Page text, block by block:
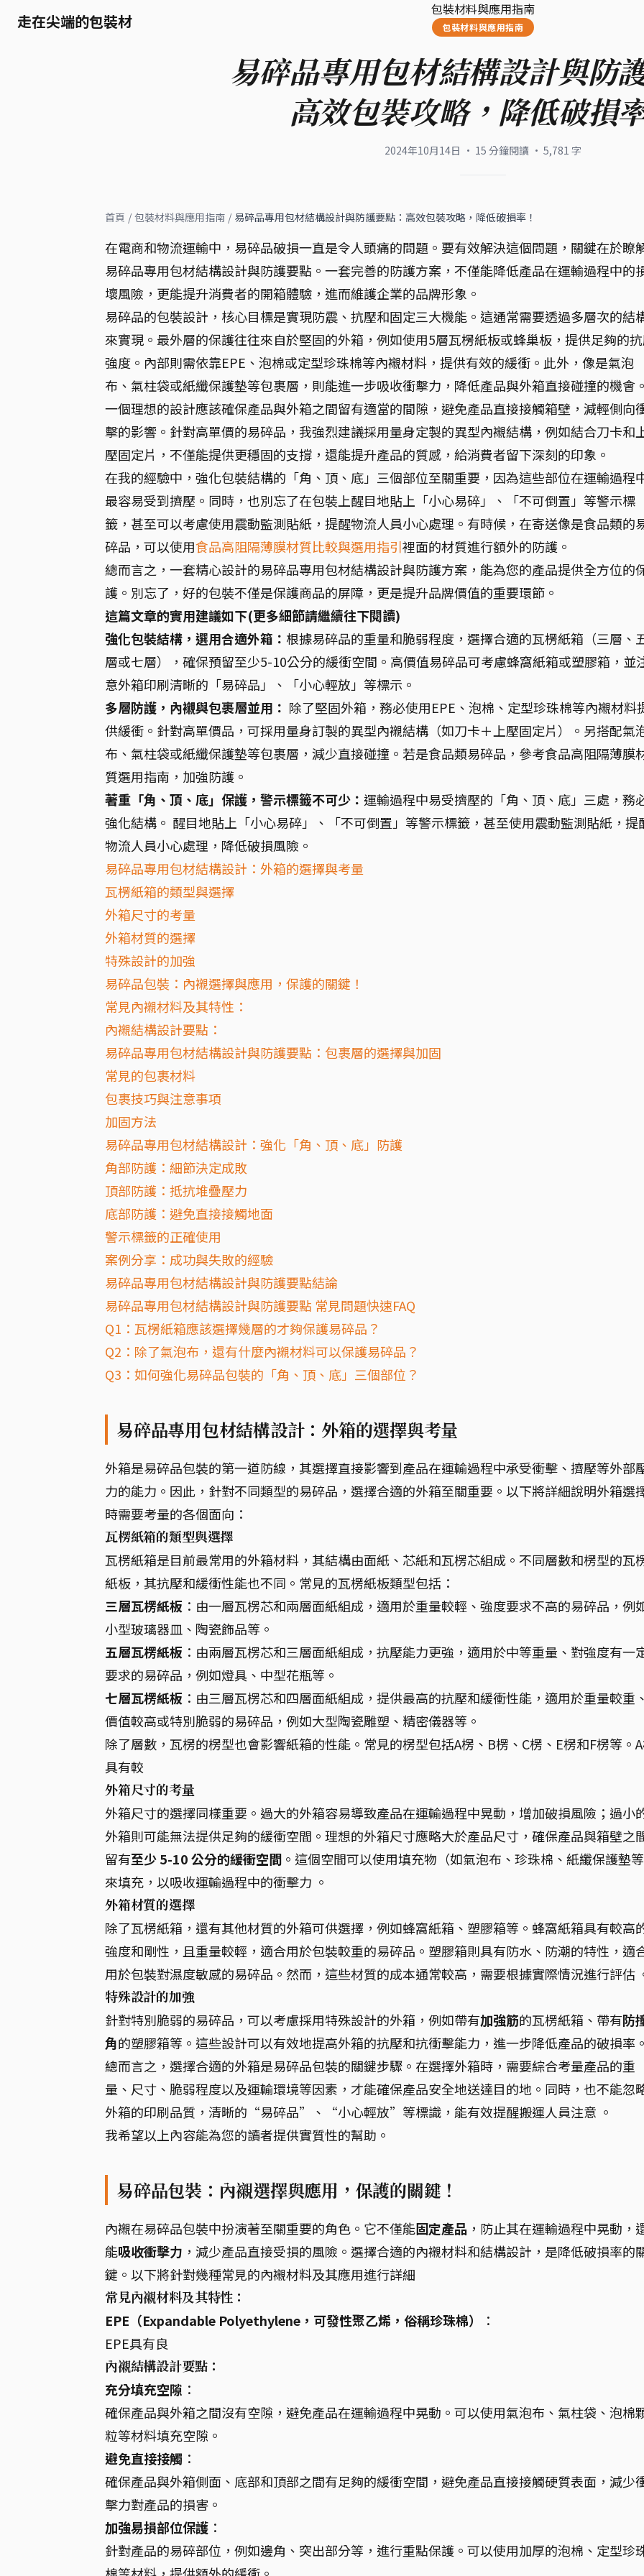
走在尖端的包裝材
包裝材料與應用指南
包裝材料與應用指南
易碎品專用包材結構設計與防
高效包裝攻略，降低破損
2024年10月14日 · 15 分鐘閱讀 · 5,781 字
首頁 / 包裝材料與應用指南 / 易碎品專用包材結構設計與防護要點：高效包裝攻略，降低破損率！
在電商和物流運輸中，易碎品破損一直是令人頭痛的問題。要有效解決這個問題，關鍵在於瞭
易碎品專用包材結構設計與防護要點。一套完善的防護方案，不僅能降低產品在運輸過程中的
壞風險，更能提升消費者的開箱體驗，進而維護企業的品牌形象。
易碎品的包裝設計，核心目標是實現防震、抗壓和固定三大機能。這通常需要透過多層次的結
來實現。最外層的保護往往來自於堅固的外箱，例如使用5層瓦楞紙板或蜂巢板，提供足夠的
強度。內部則需依靠EPE、泡棉或定型珍珠棉等內襯材料，提供有效的緩衝。此外，像是氣泡
布、氣柱袋或紙纖保護墊等包裹層，則能進一步吸收衝擊力，降低產品與外箱直接碰撞的機會。
一個理想的設計應該確保產品與外箱之間留有適當的間隙，避免產品直接接觸箱壁，減輕側向
擊的影響。針對高單價的易碎品，我強烈建議採用量身定製的異型內襯結構，例如結合刀卡和
壓固定片，不僅能提供更穩固的支撐，還能提升產品的質感，給消費者留下深刻的印象。
在我的經驗中，強化包裝結構的「角、頂、底」三個部位至關重要，因為這些部位在運輸過程
最容易受到擠壓。同時，也別忘了在包裝上醒目地貼上「小心易碎」、「不可倒置」等警示標
籤，甚至可以考慮使用震動監測貼紙，提醒物流人員小心處理。有時候，在寄送像是食品類的
碎品，可以使用食品高阻隔薄膜材質比較與選用指引裡面的材質進行額外的防護。
總而言之，一套精心設計的易碎品專用包材結構設計與防護方案，能為您的產品提供全方位的
護。別忘了，好的包裝不僅是保護商品的屏障，更是提升品牌價值的重要環節。
這篇文章的實用建議如下(更多細節請繼續往下閱讀)
強化包裝結構，選用合適外箱： 根據易碎品的重量和脆弱程度，選擇合適的瓦楞紙箱（三層、
層或七層），確保預留至少5-10公分的緩衝空間。高價值易碎品可考慮蜂窩紙箱或塑膠箱，並
意外箱印刷清晰的「易碎品」、「小心輕放」等標示。
多層防護，內襯與包裹層並用： 除了堅固外箱，務必使用EPE、泡棉、定型珍珠棉等內襯材料
供緩衝。針對高單價品，可採用量身訂製的異型內襯結構（如刀卡＋上壓固定片）。另搭配氣
布、氣柱袋或紙纖保護墊等包裹層，減少直接碰撞。若是食品類易碎品，參考食品高阻隔薄膜
質選用指南，加強防護。
著重「角、頂、底」保護，警示標籤不可少： 運輸過程中易受擠壓的「角、頂、底」三處，務
強化結構。 醒目地貼上「小心易碎」、「不可倒置」等警示標籤，甚至使用震動監測貼紙，提
物流人員小心處理，降低破損風險。
易碎品專用包材結構設計：外箱的選擇與考量
瓦楞紙箱的類型與選擇
外箱尺寸的考量
外箱材質的選擇
特殊設計的加強
易碎品包裝：內襯選擇與應用，保護的關鍵！
常見內襯材料及其特性：
內襯結構設計要點：
易碎品專用包材結構設計與防護要點：包裹層的選擇與加固
常見的包裹材料
包裹技巧與注意事項
加固方法
易碎品專用包材結構設計：強化「角、頂、底」防護
角部防護：細節決定成敗
頂部防護：抵抗堆疊壓力
底部防護：避免直接接觸地面
警示標籤的正確使用
案例分享：成功與失敗的經驗
易碎品專用包材結構設計與防護要點結論
易碎品專用包材結構設計與防護要點 常見問題快速FAQ
Q1：瓦楞紙箱應該選擇幾層的才夠保護易碎品？
Q2：除了氣泡布，還有什麼內襯材料可以保護易碎品？
Q3：如何強化易碎品包裝的「角、頂、底」三個部位？
易碎品專用包材結構設計：外箱的選擇與考量
外箱是易碎品包裝的第一道防線，其選擇直接影響到產品在運輸過程中承受衝擊、擠壓等外部
力的能力。因此，針對不同類型的易碎品，選擇合適的外箱至關重要。以下將詳細說明外箱選
時需要考量的各個面向：
瓦楞紙箱的類型與選擇
瓦楞紙箱是目前最常用的外箱材料，其結構由面紙、芯紙和瓦楞芯組成。不同層數和楞型的瓦
紙板，其抗壓和緩衝性能也不同。常見的瓦楞紙板類型包括：
三層瓦楞紙板 ：由一層瓦楞芯和兩層面紙組成，適用於重量較輕、強度要求不高的易碎品，例
小型玻璃器皿、陶瓷飾品等。
五層瓦楞紙板 ：由兩層瓦楞芯和三層面紙組成，抗壓能力更強，適用於中等重量、對強度有一
要求的易碎品，例如燈具、中型花瓶等。
七層瓦楞紙板 ：由三層瓦楞芯和四層面紙組成，提供最高的抗壓和緩衝性能，適用於重量較重、
價值較高或特別脆弱的易碎品，例如大型陶瓷雕塑、精密儀器等。
除了層數，瓦楞的楞型也會影響紙箱的性能。常見的楞型包括A楞、B楞、C楞、E楞和F楞等。
具有較
外箱尺寸的考量
外箱尺寸的選擇同樣重要。過大的外箱容易導致產品在運輸過程中晃動，增加破損風險；過小
外箱則可能無法提供足夠的緩衝空間。理想的外箱尺寸應略大於產品尺寸，確保產品與箱壁之
留有至少 5-10 公分的緩衝空間 。這個空間可以使用填充物（如氣泡布、珍珠棉、紙纖保護墊等
來填充，以吸收運輸過程中的衝擊力 。
外箱材質的選擇
除了瓦楞紙箱，還有其他材質的外箱可供選擇，例如蜂窩紙箱、塑膠箱等。蜂窩紙箱具有較高
強度和剛性，且重量較輕，適合用於包裝較重的易碎品。塑膠箱則具有防水、防潮的特性，適
用於包裝對濕度敏感的易碎品。然而，這些材質的成本通常較高，需要根據實際情況進行評估
特殊設計的加強
針對特別脆弱的易碎品，可以考慮採用特殊設計的外箱，例如帶有加強筋的瓦楞紙箱、帶有防
角的塑膠箱等。這些設計可以有效地提高外箱的抗壓和抗衝擊能力，進一步降低產品的破損率。
總而言之，選擇合適的外箱是易碎品包裝的關鍵步驟。在選擇外箱時，需要綜合考量產品的重
量、尺寸、脆弱程度以及運輸環境等因素，才能確保產品安全地送達目的地。同時，也不能忽
外箱的印刷品質，清晰的“易碎品”、“小心輕放”等標識，能有效提醒搬運人員注意 。
我希望以上內容能為您的讀者提供實質性的幫助。
易碎品包裝：內襯選擇與應用，保護的關鍵！
內襯在易碎品包裝中扮演著至關重要的角色。它不僅能固定產品 ，防止其在運輸過程中晃動，
能吸收衝擊力 ，減少產品直接受損的風險。選擇合適的內襯材料和結構設計，是降低破損率的
鍵。以下將針對幾種常見的內襯材料及其應用進行詳細
常見內襯材料及其特性：
EPE（Expandable Polyethylene，可發性聚乙烯，俗稱珍珠棉）
：
EPE具有良
內襯結構設計要點：
充分填充空隙 ：
確保產品與外箱之間沒有空隙，避免產品在運輸過程中晃動。可以使用氣泡布、氣柱袋、泡棉
粒等材料填充空隙。
避免直接接觸 ：
確保產品與外箱側面、底部和頂部之間有足夠的緩衝空間，避免產品直接接觸硬質表面，減少
擊力對產品的損害。
加強易損部位保護 ：
針對產品的易碎部位，例如邊角、突出部分等，進行重點保護。可以使用加厚的泡棉、定型珍